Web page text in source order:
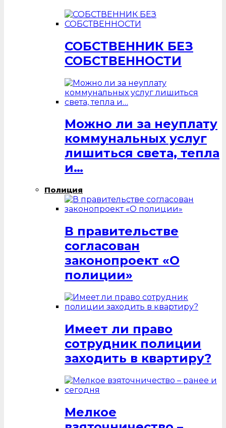
СОБСТВЕННИК БЕЗ
СОБСТВЕННОСТИ
Можно ли за неуплату
коммунальных услуг
лишиться света, тепла
и…
Полиция
В правительстве
согласован
законопроект «О
полиции»
Имеет ли право
сотрудник полиции
заходить в квартиру?
Мелкое